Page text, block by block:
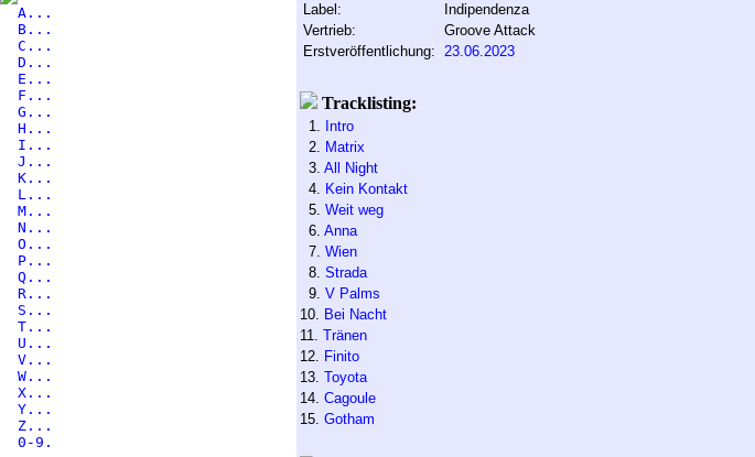
Label:
Indipendenza
Vertrieb:
Groove Attack
Erstveröffentlichung: 23.06.2023
Tracklisting:
1. Intro
2. Matrix
3. All Night
4. Kein Kontakt
5. Weit weg
6. Anna
7. Wien
8. Strada
9. V Palms
10. Bei Nacht
11. Tränen
12. Finito
13. Toyota
14. Cagoule
15. Gotham
A...
B...
C...
D...
E...
F...
G...
H...
I...
J...
K...
L...
M...
N...
O...
P...
Q...
R...
S...
T...
U...
V...
W...
X...
Y...
Z...
0-9.